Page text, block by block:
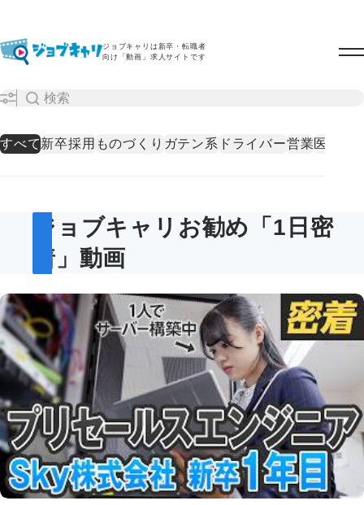
ジョブキャリは新卒・転職者
向け「動画」求人サイトです
すべて新卒採用 ものづくり ガテン系 ドライバー営業医療・
ジョブキャリお勧め「1日密
着」動画